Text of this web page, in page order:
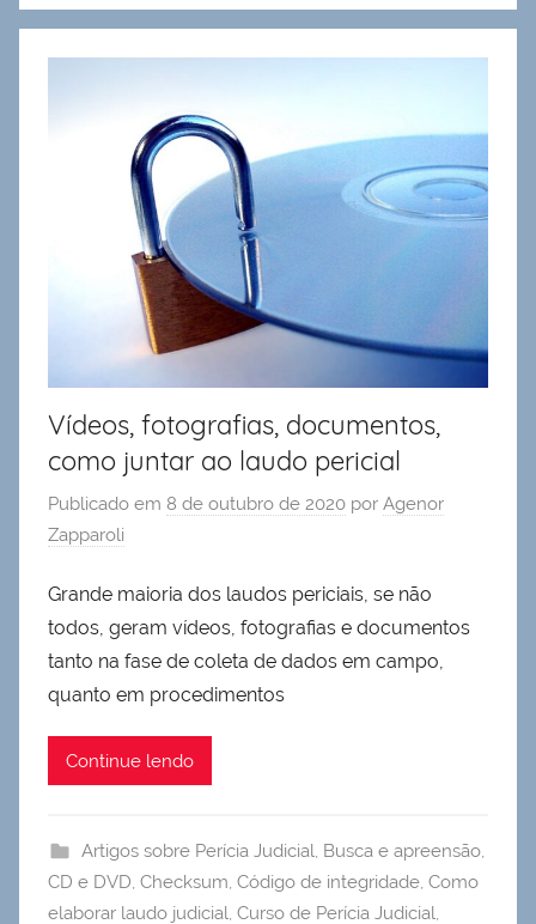
Vídeos, fotografias, documentos,
como juntar ao laudo pericial
Publicado em 8 de outubro de 2020 por Agenor
Zapparoli
Grande maioria dos laudos periciais, se não
todos, geram vídeos, fotografias e documentos
tanto na fase de coleta de dados em campo,
quanto em procedimentos
Continue lendo
Artigos sobre Perícia Judicial, Busca e apreensão,
CD e DVD, Checksum, Código de integridade, Como
elaborar laudo judicial, Curso de Perícia Judicial,